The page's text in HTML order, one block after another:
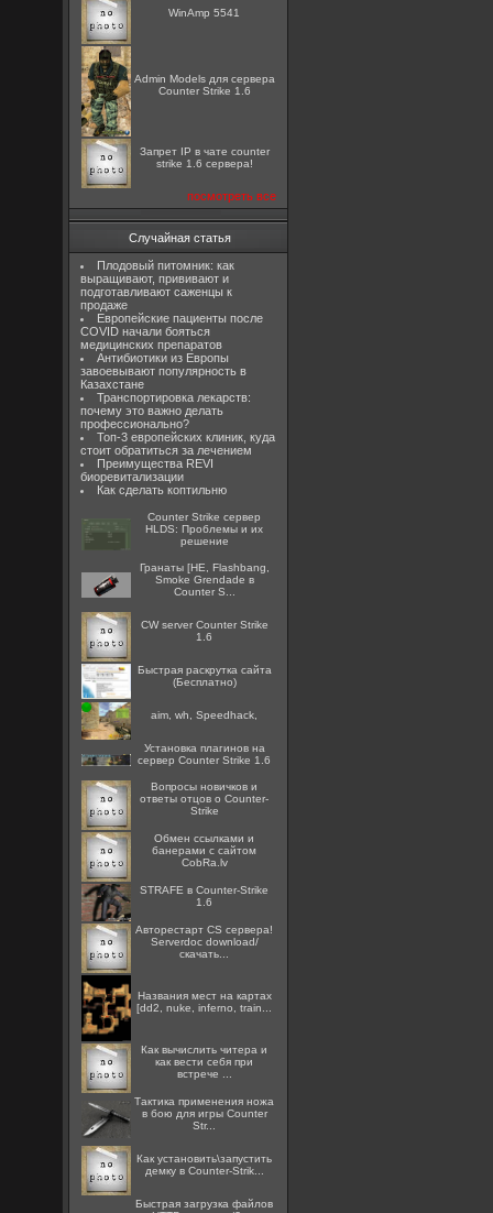
WinAmp 5541
Admin Models для сервера
Counter Strike 1.6
Запрет IP в чате counter
strike 1.6 сервера!
посмотреть все
Случайная статья
Плодовый питомник: как
выращивают, прививают и
подготавливают саженцы к
продаже
Европейские пациенты после
COVID начали бояться
медицинских препаратов
Антибиотики из Европы
завоевывают популярность в
Казахстане
Транспортировка лекарств:
почему это важно делать
профессионально?
Топ-3 европейских клиник, куда
стоит обратиться за лечением
Преимущества REVI
биоревитализации
Как сделать коптильню
Counter Strike сервер
HLDS: Проблемы и их
решение
Гранаты [HE, Flashbang,
Smoke Grendade в
Counter S...
CW server Counter Strike
1.6
Быстрая раскрутка сайта
(Бесплатно)
aim, wh, Speedhack,
Установка плагинов на
сервер Counter Strike 1.6
Вопросы новичков и
ответы отцов о Counter-
Strike
Oбмен ссылками и
банерами с сайтом
CobRa.lv
STRAFE в Counter-Strike
1.6
Авторестарт CS сервера!
Serverdoc download/
скачать...
Названия мест на картах
[dd2, nuke, inferno, train...
Как вычислить читера и
как вести себя при
встрече ...
Тактика применения ножа
в бою для игры Counter
Str...
Как установить\запустить
демку в Counter-Strik...
Быстрая загрузка файлов